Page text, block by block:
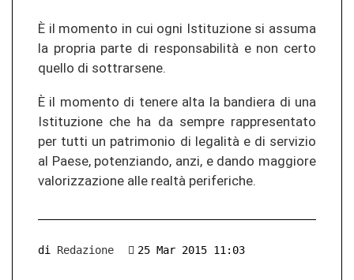
È il momento in cui ogni Istituzione si assuma
la propria parte di responsabilità e non certo
quello di sottrarsene.
È il momento di tenere alta la bandiera di una
Istituzione che ha da sempre rappresentato
per tutti un patrimonio di legalità e di servizio
al Paese, potenziando, anzi, e dando maggiore
valorizzazione alle realtà periferiche.
di Redazione 25 Mar 2015 11:03